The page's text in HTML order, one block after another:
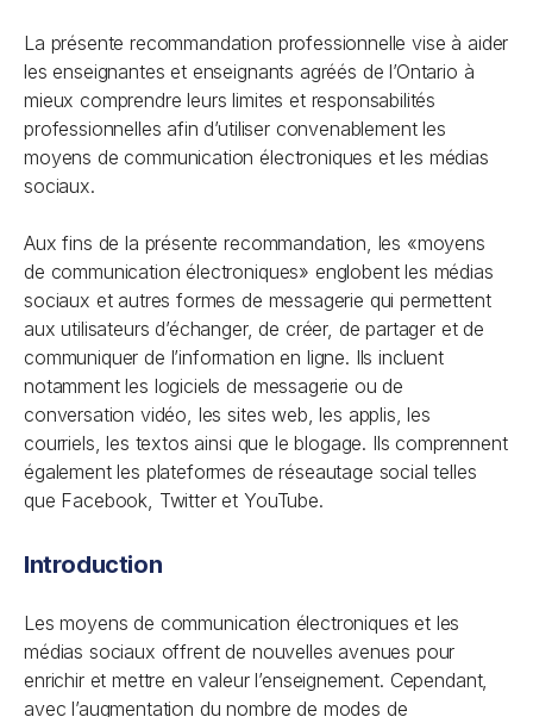
La présente recommandation professionnelle vise à aider
les enseignantes et enseignants agréés de l’Ontario à
mieux comprendre leurs limites et responsabilités
professionnelles afin d’utiliser convenablement les
moyens de communication électroniques et les médias
sociaux.
Aux fins de la présente recommandation, les «moyens
de communication électroniques» englobent les médias
sociaux et autres formes de messagerie qui permettent
aux utilisateurs d’échanger, de créer, de partager et de
communiquer de l’information en ligne. Ils incluent
notamment les logiciels de messagerie ou de
conversation vidéo, les sites web, les applis, les
courriels, les textos ainsi que le blogage. Ils comprennent
également les plateformes de réseautage social telles
que Facebook, Twitter et YouTube.
Introduction
Les moyens de communication électroniques et les
médias sociaux offrent de nouvelles avenues pour
enrichir et mettre en valeur l’enseignement. Cependant,
avec l’augmentation du nombre de modes de